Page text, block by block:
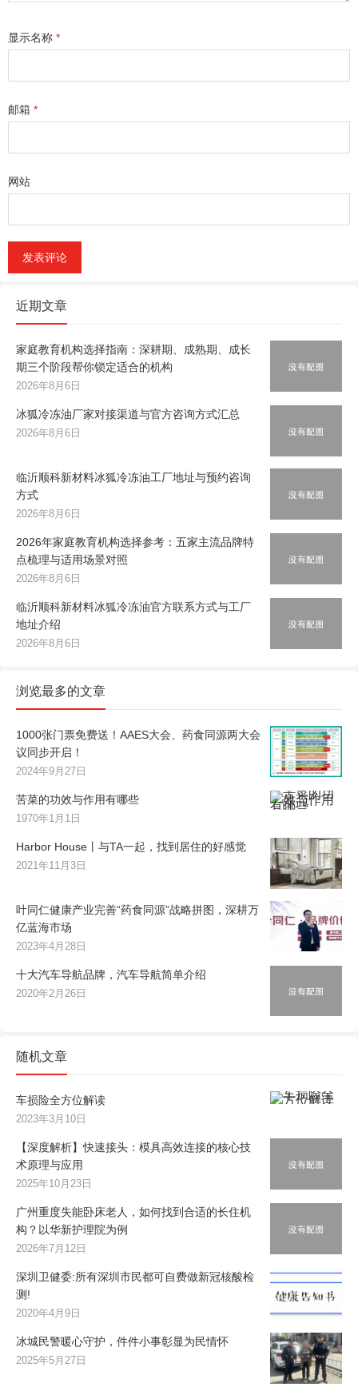
显示名称 *
邮箱 *
网站
近期文章
家庭教育机构选择指南：深耕期、成熟期、成长
期三个阶段帮你锁定适合的机构
2026年8月6日
冰狐冷冻油厂家对接渠道与官方咨询方式汇总
2026年8月6日
临沂顺科新材料冰狐冷冻油工厂地址与预约咨询
方式
2026年8月6日
2026年家庭教育机构选择参考：五家主流品牌特
点梳理与适用场景对照
2026年8月6日
临沂顺科新材料冰狐冷冻油官方联系方式与工厂
地址介绍
2026年8月6日
浏览最多的文章
1000张门票免费送！AAES大会、药食同源两大会
议同步开启！
2024年9月27日
苦菜的功效与作用有哪些
1970年1月1日
Harbor House丨与TA一起，找到居住的好感觉
2021年11月3日
叶同仁健康产业完善“药食同源”战略拼图，深耕万
亿蓝海市场
2023年4月28日
十大汽车导航品牌，汽车导航简单介绍
2020年2月26日
随机文章
车损险全方位解读
2023年3月10日
【深度解析】快速接头：模具高效连接的核心技
术原理与应用
2025年10月23日
广州重度失能卧床老人，如何找到合适的长住机
构？以华新护理院为例
2026年7月12日
深圳卫健委:所有深圳市民都可自费做新冠核酸检
测!
2020年4月9日
冰城民警暖心守护，件件小事彰显为民情怀
2025年5月27日